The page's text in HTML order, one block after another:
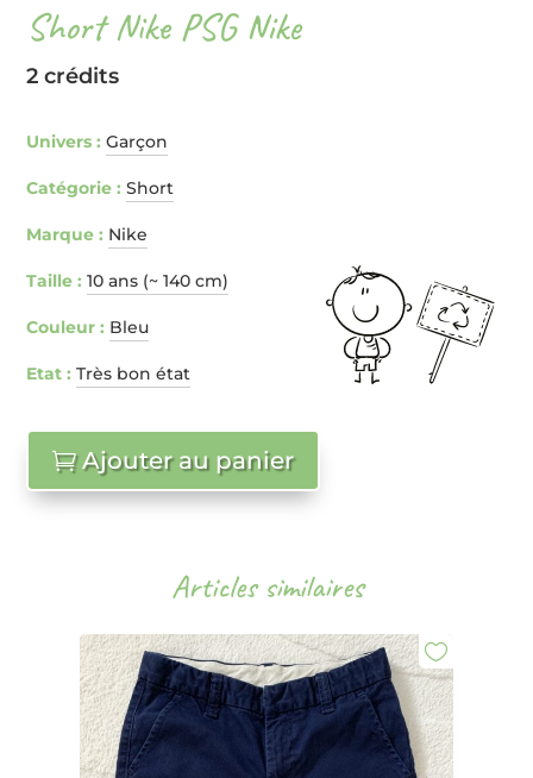
Short Nike PSG Nike
2 crédits
Univers : Garçon
Catégorie : Short
Marque : Nike
Taille : 10 ans (~ 140 cm)
Couleur : Bleu
Etat : Très bon état
Ajouter au panier
Articles similaires